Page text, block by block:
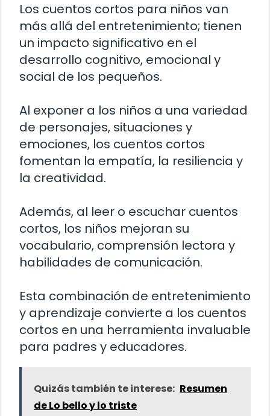
Los cuentos cortos para niños van
más allá del entretenimiento; tienen
un impacto significativo en el
desarrollo cognitivo, emocional y
social de los pequeños.
Al exponer a los niños a una variedad
de personajes, situaciones y
emociones, los cuentos cortos
fomentan la empatía, la resiliencia y
la creatividad.
Además, al leer o escuchar cuentos
cortos, los niños mejoran su
vocabulario, comprensión lectora y
habilidades de comunicación.
Esta combinación de entretenimiento
y aprendizaje convierte a los cuentos
cortos en una herramienta invaluable
para padres y educadores.
Quizás también te interese: Resumen
de Lo bello y lo triste